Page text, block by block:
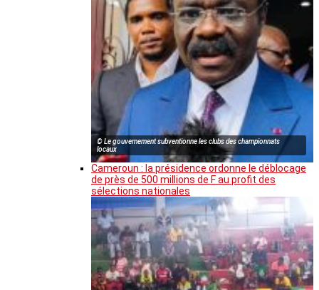
© Le gouvernement subventionne les clubs des championnats
locaux
Cameroun : la présidence ordonne le déblocage
de près de 500 millions de F au profit des
sélections nationales